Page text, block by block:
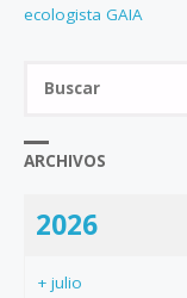
ecologista GAIA
ARCHIVOS
2026
+ julio